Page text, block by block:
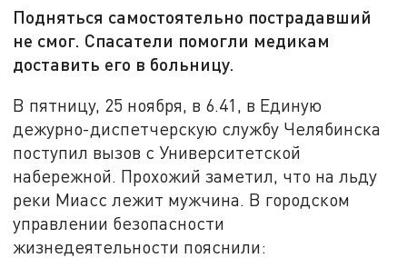
Подняться самостоятельно пострадавший
не смог. Спасатели помогли медикам
доставить его в больницу.
В пятницу, 25 ноября, в 6.41, в Единую
дежурно-диспетчерскую службу Челябинска
поступил вызов с Университетской
набережной. Прохожий заметил, что на льду
реки Миасс лежит мужчина. В городском
управлении безопасности
жизнедеятельности пояснили: